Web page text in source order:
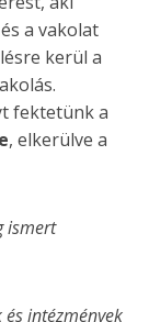
a vakolat
kerül a
fektetünk a
, elkerülve a
ismert
és intézmények